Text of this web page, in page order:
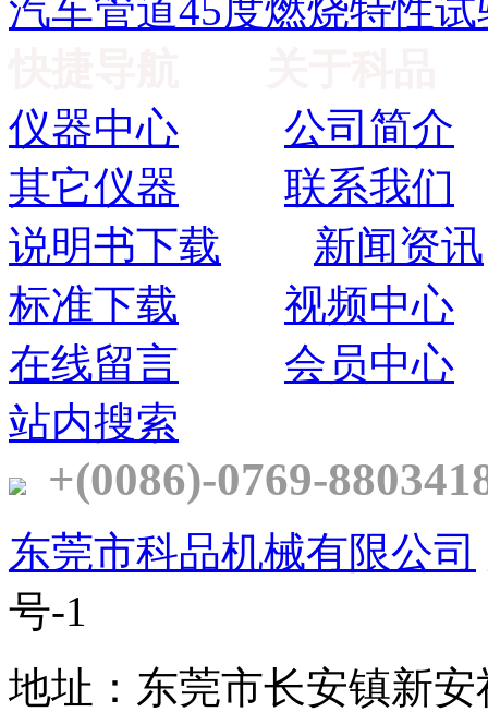
汽车管道45度燃烧特性
仪器中心
公司简介
其它仪器
联系我们
说明书下载
新闻资讯
标准下载
视频中心
在线留言
会员中心
站内搜索
+(0086)-0769-
东莞市科品机械有限公司
号-1
地址：东莞市长安镇新